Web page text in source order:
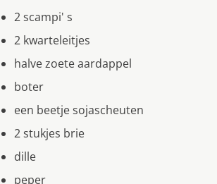
2 scampi' s
2 kwarteleitjes
halve zoete aardappel
boter
een beetje sojascheuten
2 stukjes brie
dille
peper